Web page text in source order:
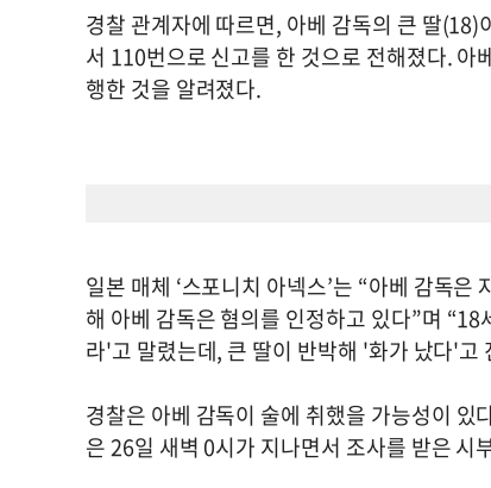
경찰 관계자에 따르면, 아베 감독의 큰 딸(18)
서 110번으로 신고를 한 것으로 전해졌다.
행한 것을 알려졌다.
일본 매체 ‘스포니치 아넥스’는 “아베 감독
해 아베 감독은 혐의를 인정하고 있다”며
라'고 말렸는데, 큰 딸이 반박해 '화가 났다'고
경찰은 아베 감독이 술에 취했을 가능성이
은 26일 새벽 0시가 지나면서 조사를 받은 시